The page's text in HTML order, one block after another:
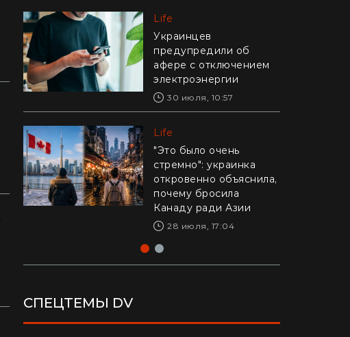
Life
Украинцев
предупредили об
афере с отключением
электроэнергии
30 июля, 10:57
Life
"Это было очень
стремно": украинка
откровенно объяснила,
почему бросила
Канаду ради Азии
28 июля, 17:04
Life
Едва удержали в руках:
в Днепре рыболовы
выловили из реки
гигантского карпа
(видео)
28 июля, 17:47
Life
Драматическое видео
из Калифорнии: 16-
летний рискнул жизнью
ради ребенка –
реакция Трампа
СПЕЦТЕМЫ DV